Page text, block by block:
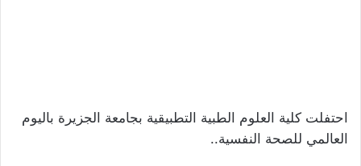
احتفلت كلية العلوم الطبية التطبيقية بجامعة الجزيرة باليوم
العالمي للصحة النفسية..